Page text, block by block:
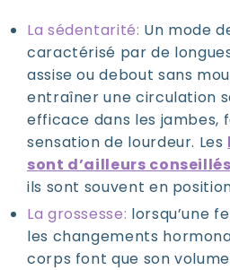
La sédentarité: Un mode
caractérisé par de
assise ou debout sans
entraîner une circulation
efficace dans les jambes,
sensation de lourdeur. Les
sont d’ailleurs
ils sont souvent en
La grossesse: lorsqu’une
les changements
corps font que son